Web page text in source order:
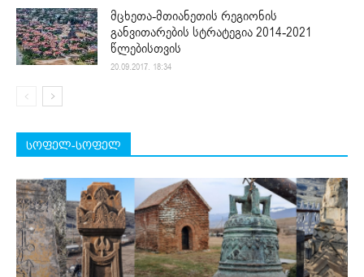
მცხეთა-მთიანეთის რეგიონის
განვითარების სტრატეგია 2014-2021
წლებისთვის
20.09.2017. 18:34
სოფელ-სოფელ